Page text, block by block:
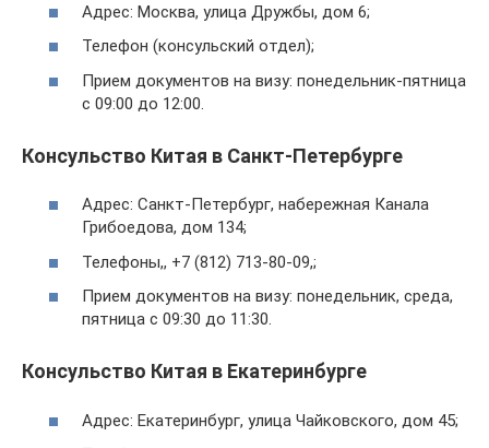
Адрес: Москва, улица Дружбы, дом 6;
Телефон (консульский отдел);
Прием документов на визу: понедельник-пятница
с 09:00 до 12:00.
Консульство Китая в Санкт-Петербурге
Адрес: Санкт-Петербург, набережная Канала
Грибоедова, дом 134;
Телефоны,, +7 (812) 713-80-09,;
Прием документов на визу: понедельник, среда,
пятница с 09:30 до 11:30.
Консульство Китая в Екатеринбурге
Адрес: Екатеринбург, улица Чайковского, дом 45;